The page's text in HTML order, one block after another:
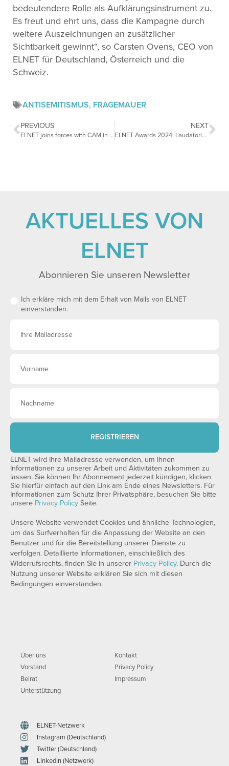
bedeutendere Rolle als Aufklärungsinstrument zu.
Es freut und ehrt uns, dass die Kampagne durch
weitere Auszeichnungen an zusätzlicher
Sichtbarkeit gewinnt“, so Carsten Ovens, CEO von
ELNET für Deutschland, Österreich und die
Schweiz.
ANTISEMITISMUS, FRAGEMAUER
PREVIOUS
ELNET joins forces with CAM in Vienna: Actions Matter – The Summit
NEXT
ELNET Awards 2024: Laudatorinnen und Laudatoren
AKTUELLES VON
ELNET
Abonnieren Sie unseren Newsletter
Ich erkläre mich mit dem Erhalt von Mails von ELNET
einverstanden.
REGISTRIEREN
ELNET wird Ihre Mailadresse verwenden, um Ihnen
Informationen zu unserer Arbeit und Aktivitäten zukommen zu
lassen. Sie können Ihr Abonnement jederzeit kündigen, klicken
Sie hierfür einfach auf den Link am Ende eines Newsletters. Für
Informationen zum Schutz Ihrer Privatsphäre, besuchen Sie bitte
unsere Privacy Policy Seite.
Unsere Website verwendet Cookies und ähnliche Technologien,
um das Surfverhalten für die Anpassung der Website an den
Benutzer und für die Bereitstellung unserer Dienste zu
verfolgen. Detaillierte Informationen, einschließlich des
Widerrufsrechts, finden Sie in unserer Privacy Policy. Durch die
Nutzung unserer Website erklären Sie sich mit diesen
Bedingungen einverstanden.
Über uns
Vorstand
Beirat
Unterstützung
Kontakt
Privacy Policy
Impressum
ELNET-Netzwerk
Instagram (Deutschland)
Twitter (Deutschland)
LinkedIn (Netzwerk)